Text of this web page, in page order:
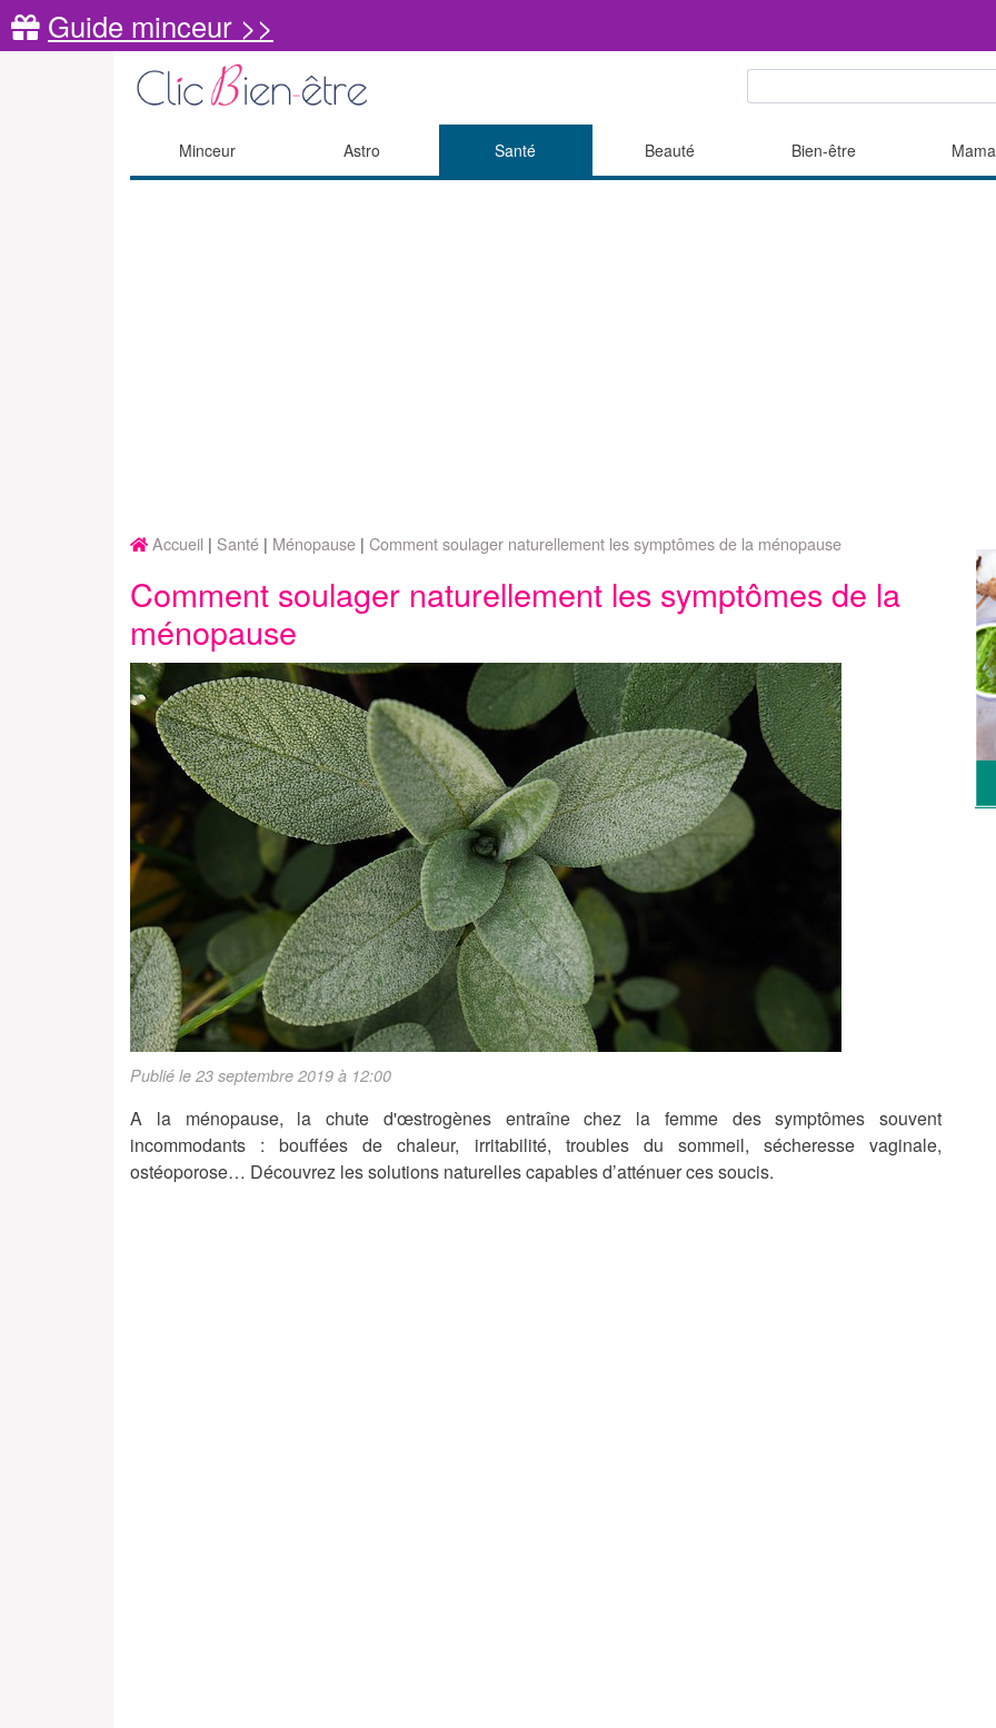
Guide minceur >>
Minceur Astro Santé Beauté Bien-être
Accueil Santé Ménopause Comment soulager naturellement les symptômes de la ménopause
Comment soulager naturellement les symptômes de la
ménopause
Publié le 23 septembre 2019 à 12:00
A la ménopause, la chute d'œstrogènes entraîne chez la femme des symptômes souvent
incommodants : bouffées de chaleur, irritabilité, troubles du sommeil, sécheresse vaginale,
ostéoporose… Découvrez les solutions naturelles capables d’atténuer ces soucis.